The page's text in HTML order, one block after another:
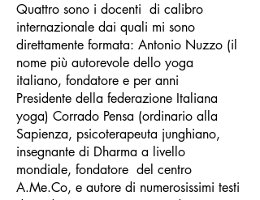
Quattro sono i docenti di calibro
internazionale dai quali mi sono
direttamente formata: Antonio Nuzzo (il
nome più autorevole dello yoga
italiano, fondatore e per anni
Presidente della federazione Italiana
yoga) Corrado Pensa (ordinario alla
Sapienza, psicoterapeuta junghiano,
insegnante di Dharma a livello
mondiale, fondatore del centro
A.Me.Co, e autore di numerosissimi testi